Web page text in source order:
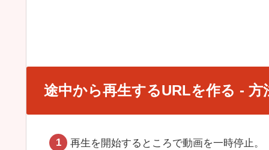
途中から再生するURLを作る - 方
再生を開始するところで動画を一時停止。